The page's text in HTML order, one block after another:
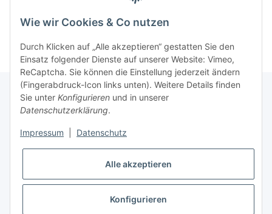
Informationen
Gesetzliche Informationen
Wie wir Cookies & Co nutzen
Durch Klicken auf „Alle akzeptieren“ gestatten Sie den
Einsatz folgender Dienste auf unserer Website: Vimeo,
ReCaptcha. Sie können die Einstellung jederzeit ändern
(Fingerabdruck-Icon links unten). Weitere Details finden
Sie unter Konfigurieren und in unserer
Datenschutzerklärung.
Impressum Datenschutz
Alle akzeptieren
Konfigurieren